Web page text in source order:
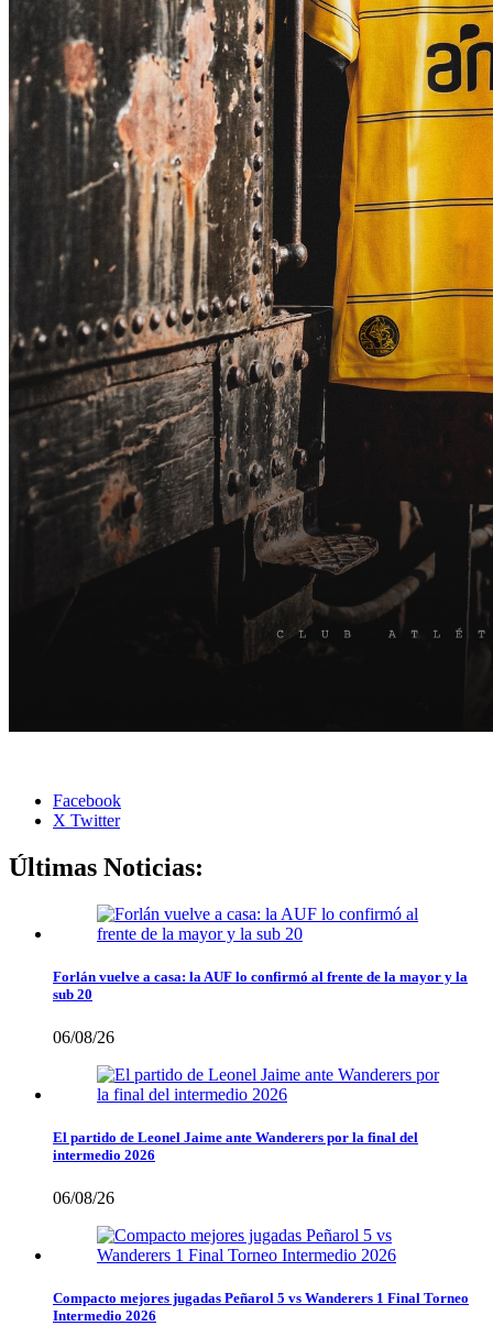
Facebook
X Twitter
Últimas Noticias:
Forlán vuelve a casa: la AUF lo confirmó al frente de la mayor y la
sub 20
06/08/26
El partido de Leonel Jaime ante Wanderers por la final del
intermedio 2026
06/08/26
Compacto mejores jugadas Peñarol 5 vs Wanderers 1 Final Torneo
Intermedio 2026